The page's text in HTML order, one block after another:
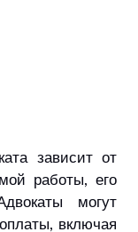
зависит от
работы, его
могут
включая